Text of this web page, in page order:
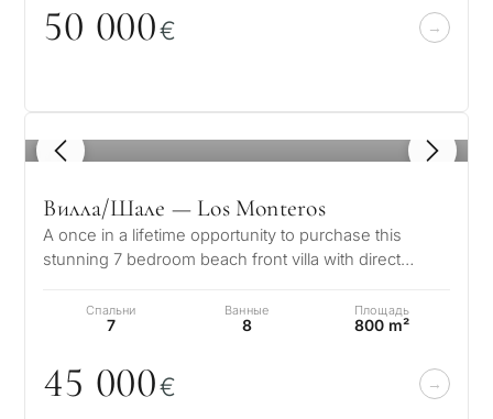
50 000€
1 / 8
Вилла/Шале — Los Monteros
A once in a lifetime opportunity to purchase this
stunning 7 bedroom beach front villa with direct
Спальни
7
Ванные
8
Площадь
800 m²
45 000€